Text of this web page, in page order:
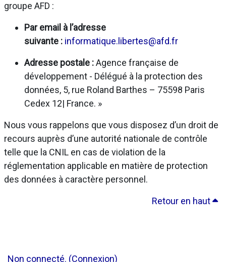
groupe AFD :
Par email à l’adresse
suivante : informatique.libertes@afd.fr
Adresse postale :Agence française de
développement - Délégué à la protection des
données, 5, rue Roland Barthes – 75598 Paris
Cedex 12| France. »
Nous vous rappelons que vous disposez d’un droit de
recours auprès d’une autorité nationale de contrôle
telle que la CNIL en cas de violation de la
réglementation applicable en matière de protection
des données à caractère personnel.
Retour en haut
Non connecté. (Connexion)